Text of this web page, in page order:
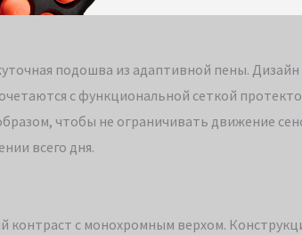
подошва из адаптивной пены.
с функциональной сеткой
чтобы не ограничивать движение
всего дня.
контраст с монохромным верхом.